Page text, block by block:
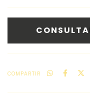
COMPARTIR